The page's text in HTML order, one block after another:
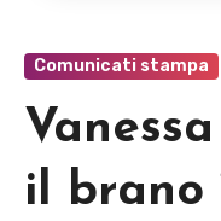
Comunicati stampa
il brano